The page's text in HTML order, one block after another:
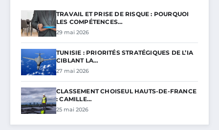
TRAVAIL ET PRISE DE RISQUE : POURQUOI
LES COMPÉTENCES…
29 mai 2026
TUNISIE : PRIORITÉS STRATÉGIQUES DE L’IA
CIBLANT LA…
27 mai 2026
CLASSEMENT CHOISEUL HAUTS-DE-FRANCE
: CAMILLE…
25 mai 2026